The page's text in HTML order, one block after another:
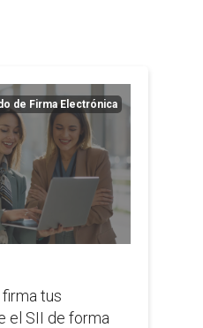
de Firma Electrónica
tus
el SII de forma